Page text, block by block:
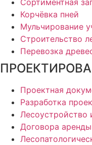
Сортиментная
Корчёвка пней
Мульчирование
Строительство
Перевозка
Проектная
Разработка
Лесоустройство
Договора